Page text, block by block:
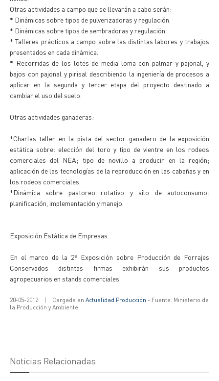
Otras actividades a campo que se llevarán a cabo serán:
* Dinámicas sobre tipos de pulverizadoras y regulación.
* Dinámicas sobre tipos de sembradoras y regulación.
* Talleres prácticos a campo sobre las distintas labores y trabajos
presentados en cada dinámica.
* Recorridas de los lotes de media loma con palmar y pajonal, y
bajos con pajonal y pirisal describiendo la ingeniería de procesos a
aplicar en la segunda y tercer etapa del proyecto destinado a
cambiar el uso del suelo.
Otras actividades ganaderas:
*Charlas taller en la pista del sector ganadero de la exposición
estática sobre: elección del toro y tipo de vientre en los rodeos
comerciales del NEA; tipo de novillo a producir en la región;
aplicación de las tecnologías de la reproducción en las cabañas y en
los rodeos comerciales.
*Dinámica sobre pastoreo rotativo y silo de autoconsumo:
planificación, implementación y manejo.
Exposición Estática de Empresas
En el marco de la 2ª Exposición sobre Producción de Forrajes
Conservados distintas firmas exhibirán sus productos
agropecuarios en stands comerciales.
20-05-2012 | Cargada en Actualidad Producción - Fuente: Ministerio de
la Producción y Ambiente
Noticias Relacionadas